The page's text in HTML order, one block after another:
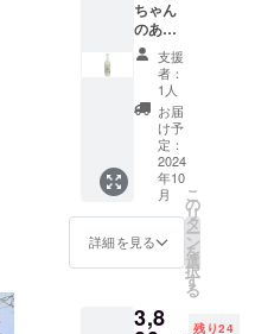
らも子ども
が育ってい
く埼玉県や
蕨市の魅力
的を発信し
一人でも多
くの方に
知ってもら
いたいと
思っていま
す。
ページ
へのお
名前掲
載。 埼
玉県産
のお米
「彩の
きず
な」、
ゆずは
毛呂山
町産の
「桂木
してい
ちゃん
のあま
ざけぷ
れーん/
ゆず
770ｇボ
トル
どちら
か1本
送料込
み お
よび
オリジ
ナル
シー
礼状・
支援
者：
1人
お届
け予
定：
2024
年10
月
詳細を見る
こ
の
リ
タ
ー
ン
を
選
択
す
る
3,8 残り24